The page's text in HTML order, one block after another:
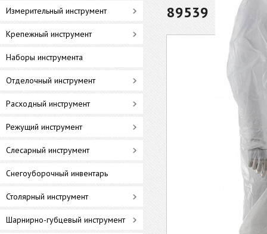
Измерительный инструмент
Крепежный инструмент
Наборы инструмента
Отделочный инструмент
Расходный инструмент
Режущий инструмент
Слесарный инструмент
Снегоуборочный инвентарь
Столярный инструмент
Шарнирно-губцевый инструмент
89539